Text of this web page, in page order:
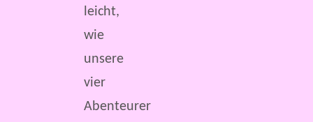
leicht,
wie
unsere
vier
Abenteurer